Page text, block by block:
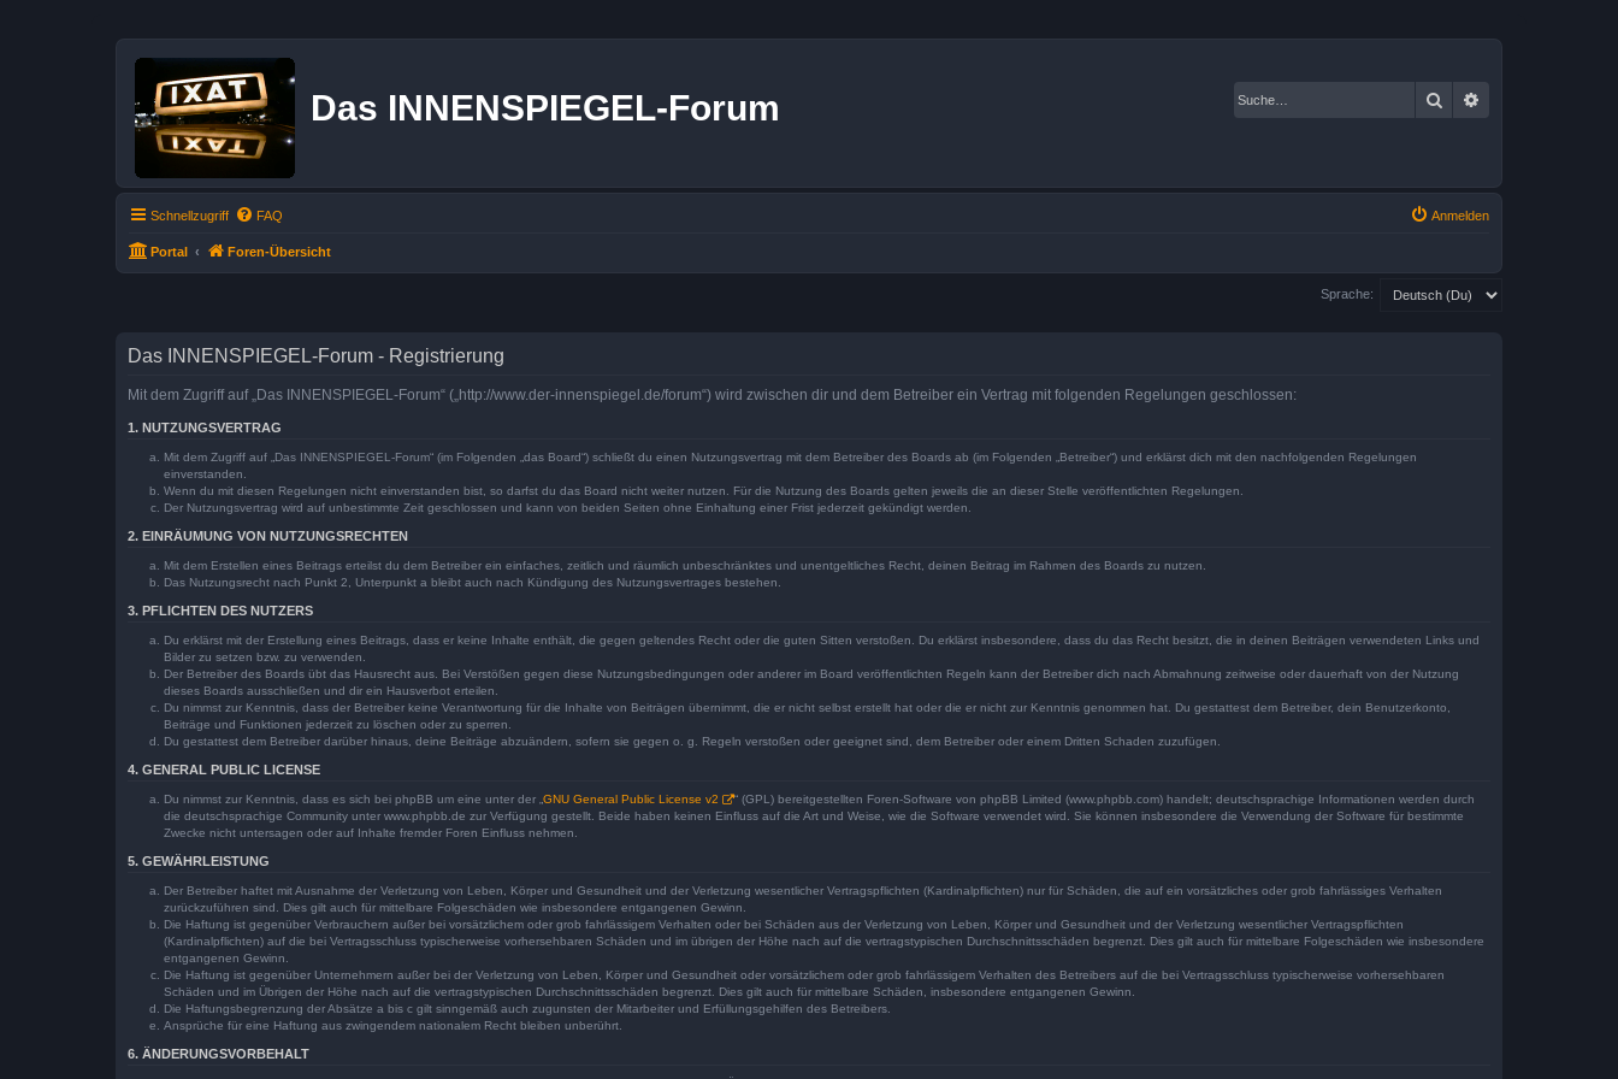
Das INNENSPIEGEL-Forum Suche
Schnellzugriff FAQ Anmelden
Portal Foren-Übersicht
Sprache:
Das INNENSPIEGEL-Forum - Registrierung
Mit dem Zugriff auf „Das INNENSPIEGEL-Forum“ („http://www.der-innenspiegel.de/forum“) wird zwischen dir und dem Betreiber ein Vertrag mit folgenden Regelungen geschlossen:
1. NUTZUNGSVERTRAG
Mit dem Zugriff auf „Das INNENSPIEGEL-Forum“ (im Folgenden „das Board“) schließt du einen Nutzungsvertrag mit dem Betreiber des Boards ab (im Folgenden „Betreiber“) und erklärst dich mit den nachfolgenden Regelungen
einverstanden.
Wenn du mit diesen Regelungen nicht einverstanden bist, so darfst du das Board nicht weiter nutzen. Für die Nutzung des Boards gelten jeweils die an dieser Stelle veröffentlichten Regelungen.
Der Nutzungsvertrag wird auf unbestimmte Zeit geschlossen und kann von beiden Seiten ohne Einhaltung einer Frist jederzeit gekündigt werden.
2. EINRÄUMUNG VON NUTZUNGSRECHTEN
Mit dem Erstellen eines Beitrags erteilst du dem Betreiber ein einfaches, zeitlich und räumlich unbeschränktes und unentgeltliches Recht, deinen Beitrag im Rahmen des Boards zu nutzen.
Das Nutzungsrecht nach Punkt 2, Unterpunkt a bleibt auch nach Kündigung des Nutzungsvertrages bestehen.
3. PFLICHTEN DES NUTZERS
Du erklärst mit der Erstellung eines Beitrags, dass er keine Inhalte enthält, die gegen geltendes Recht oder die guten Sitten verstoßen. Du erklärst insbesondere, dass du das Recht besitzt, die in deinen Beiträgen verwendeten Links und
Bilder zu setzen bzw. zu verwenden.
Der Betreiber des Boards übt das Hausrecht aus. Bei Verstößen gegen diese Nutzungsbedingungen oder anderer im Board veröffentlichten Regeln kann der Betreiber dich nach Abmahnung zeitweise oder dauerhaft von der Nutzung
dieses Boards ausschließen und dir ein Hausverbot erteilen.
Du nimmst zur Kenntnis, dass der Betreiber keine Verantwortung für die Inhalte von Beiträgen übernimmt, die er nicht selbst erstellt hat oder die er nicht zur Kenntnis genommen hat. Du gestattest dem Betreiber, dein Benutzerkonto,
Beiträge und Funktionen jederzeit zu löschen oder zu sperren.
Du gestattest dem Betreiber darüber hinaus, deine Beiträge abzuändern, sofern sie gegen o. g. Regeln verstoßen oder geeignet sind, dem Betreiber oder einem Dritten Schaden zuzufügen.
4. GENERAL PUBLIC LICENSE
Du nimmst zur Kenntnis, dass es sich bei phpBB um eine unter der „ GNU General Public License v2
“ (GPL) bereitgestellten Foren-Software von phpBB Limited (www.phpbb.com) handelt; deutschsprachige Informationen werden durch
die deutschsprachige Community unter www.phpbb.de zur Verfügung gestellt. Beide haben keinen Einfluss auf die Art und Weise, wie die Software verwendet wird. Sie können insbesondere die Verwendung der Software für bestimmte
Zwecke nicht untersagen oder auf Inhalte fremder Foren Einfluss nehmen.
5. GEWÄHRLEISTUNG
Der Betreiber haftet mit Ausnahme der Verletzung von Leben, Körper und Gesundheit und der Verletzung wesentlicher Vertragspflichten (Kardinalpflichten) nur für Schäden, die auf ein vorsätzliches oder grob fahrlässiges Verhalten
zurückzuführen sind. Dies gilt auch für mittelbare Folgeschäden wie insbesondere entgangenen Gewinn.
Die Haftung ist gegenüber Verbrauchern außer bei vorsätzlichem oder grob fahrlässigem Verhalten oder bei Schäden aus der Verletzung von Leben, Körper und Gesundheit und der Verletzung wesentlicher Vertragspflichten
(Kardinalpflichten) auf die bei Vertragsschluss typischerweise vorhersehbaren Schäden und im übrigen der Höhe nach auf die vertragstypischen Durchschnittsschäden begrenzt. Dies gilt auch für mittelbare Folgeschäden wie insbesondere
entgangenen Gewinn.
Die Haftung ist gegenüber Unternehmern außer bei der Verletzung von Leben, Körper und Gesundheit oder vorsätzlichem oder grob fahrlässigem Verhalten des Betreibers auf die bei Vertragsschluss typischerweise vorhersehbaren
Schäden und im Übrigen der Höhe nach auf die vertragstypischen Durchschnittsschäden begrenzt. Dies gilt auch für mittelbare Schäden, insbesondere entgangenen Gewinn.
Die Haftungsbegrenzung der Absätze a bis c gilt sinngemäß auch zugunsten der Mitarbeiter und Erfüllungsgehilfen des Betreibers.
Ansprüche für eine Haftung aus zwingendem nationalem Recht bleiben unberührt.
6. ÄNDERUNGSVORBEHALT